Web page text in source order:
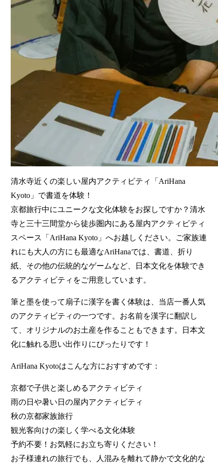
清水寺近くの楽しい屋内アクティビティ「AriHana
Kyoto」で書道を体験！
京都旅行中にユニークな文化体験をお探しですか？清水
寺と三十三間堂から徒歩圏内にある屋内アクティビティ
スペース「AriHana Kyoto」へお越しください。ご家族連
れにも大人の方にも最適なAriHanaでは、書道、折り
紙、その他の伝統的なゲームなど、日本文化を体験でき
るアクティビティをご用意しています。
筆と墨を使って扇子に漢字を書く体験は、当店一番人気
のアクティビティの一つです。お名前を漢字に翻訳し
て、オリジナルのお土産を作ることもできます。日本文
化に触れる思い出作りにぴったりです！
AriHana Kyotoはこんな方におすすめです：
京都で子供と楽しめるアクティビティ
雨の日や暑い日の屋内アクティビティ
秋の京都家族旅行
観光客向けの楽しく学べる文化体験
予約不要！お気軽にお立ち寄りください！
お子様連れの旅行でも、人混みを離れて静かで文化的な